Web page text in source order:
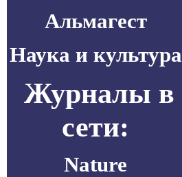
Альмагест
Наука и культура
Журналы в
сети:
Nature